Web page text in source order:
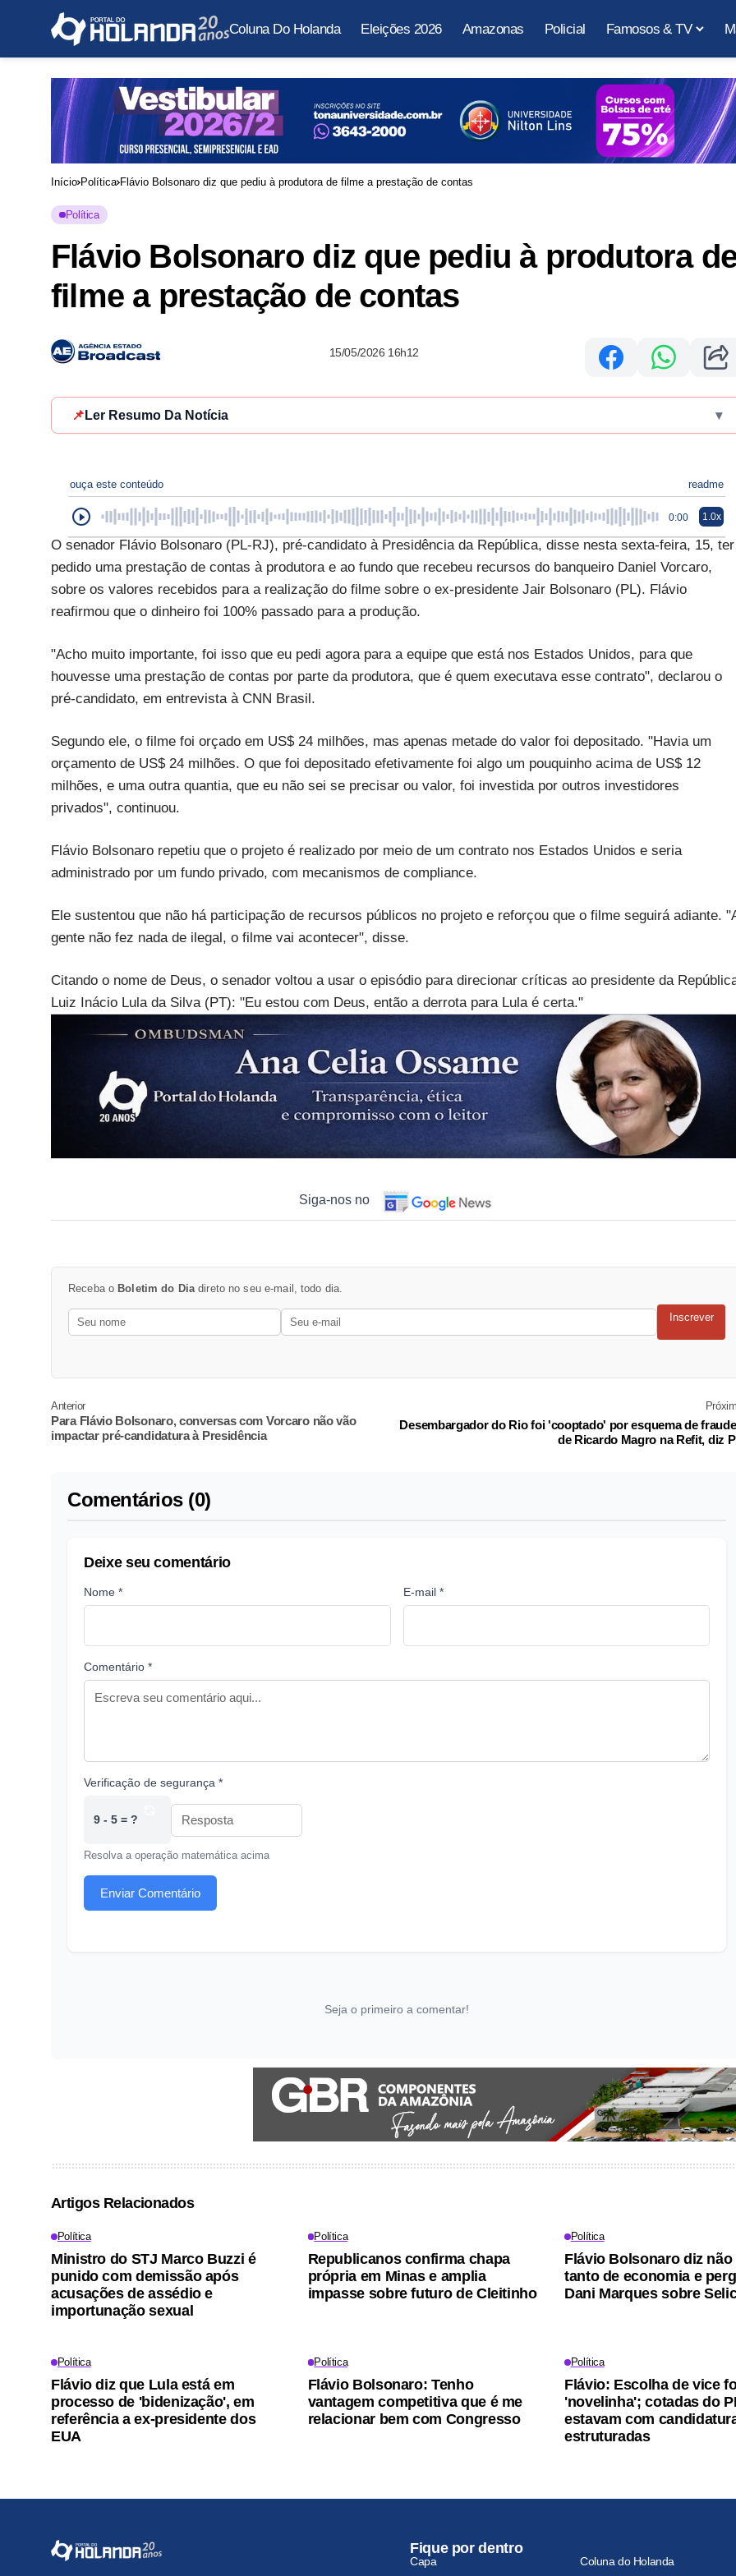
Coluna Do Holanda Eleições 2026 Amazonas Policial Famosos & TV
Início Política Flávio Bolsonaro diz que pediu à produtora de filme a prestação de contas
Política
Flávio Bolsonaro diz que pediu à produtora
filme a prestação de contas
15/05/2026 16h12
📌 Ler Resumo Da Notícia ▾
ouça este conteúdo readme
0:00 1.0x
O senador Flávio Bolsonaro (PL-RJ), pré-candidato à Presidência da República, disse nesta sexta-feira, 15, ter
pedido uma prestação de contas à produtora e ao fundo que recebeu recursos do banqueiro Daniel Vorcaro,
sobre os valores recebidos para a realização do filme sobre o ex-presidente Jair Bolsonaro (PL). Flávio
reafirmou que o dinheiro foi 100% passado para a produção.
"Acho muito importante, foi isso que eu pedi agora para a equipe que está nos Estados Unidos, para que
houvesse uma prestação de contas por parte da produtora, que é quem executava esse contrato", declarou o
pré-candidato, em entrevista à CNN Brasil.
Segundo ele, o filme foi orçado em US$ 24 milhões, mas apenas metade do valor foi depositado. "Havia um
orçamento de US$ 24 milhões. O que foi depositado efetivamente foi algo um pouquinho acima de US$ 12
milhões, e uma outra quantia, que eu não sei se precisar ou valor, foi investida por outros investidores
privados", continuou.
Flávio Bolsonaro repetiu que o projeto é realizado por meio de um contrato nos Estados Unidos e seria
administrado por um fundo privado, com mecanismos de compliance.
Ele sustentou que não há participação de recursos públicos no projeto e reforçou que o filme seguirá adiante.
gente não fez nada de ilegal, o filme vai acontecer", disse.
Citando o nome de Deus, o senador voltou a usar o episódio para direcionar críticas ao presidente da
Luiz Inácio Lula da Silva (PT): "Eu estou com Deus, então a derrota para Lula é certa."
Siga-nos no
Receba o Boletim do Diadireto no seu e-mail, todo dia.
Inscrever
Anterior
Para Flávio Bolsonaro, conversas com Vorcaro não vão
impactar pré-candidatura à Presidência
Desembargador do Rio foi 'cooptado' por esquema de
de Ricardo Magro na Refit, diz
Comentários (0)
Deixe seu comentário
Nome * E-mail *
Comentário *
Verificação de segurança *
9 - 5 = ?
Resolva a operação matemática acima
Enviar Comentário
Seja o primeiro a comentar!
Artigos Relacionados
Política
Ministro do STJ Marco Buzzi é
punido com demissão após
acusações de assédio e
importunação sexual
Política
Republicanos confirma chapa
própria em Minas e amplia
impasse sobre futuro de Cleitinho
Política
Flávio Bolsonaro diz não
tanto de economia e
Dani Marques sobre
Política
Flávio diz que Lula está em
processo de 'bidenização', em
referência a ex-presidente dos
EUA
Política
Flávio Bolsonaro: Tenho
vantagem competitiva que é me
relacionar bem com Congresso
Política
Flávio: Escolha de vice
'novelinha'; cotadas do
estavam com
estruturadas
Fique por dentro
Capa Coluna do Holanda